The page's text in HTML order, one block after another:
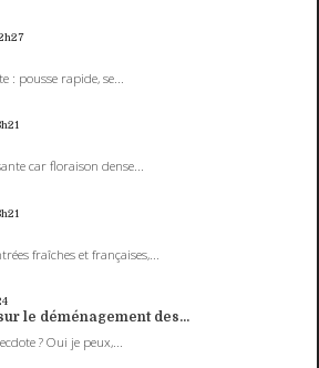
: pousse rapide, se...
car floraison dense...
fraîches et françaises,...
le déménagement des...
? Oui je peux,...